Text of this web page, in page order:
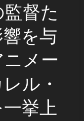
督た
を与
メー
ル・
挙上